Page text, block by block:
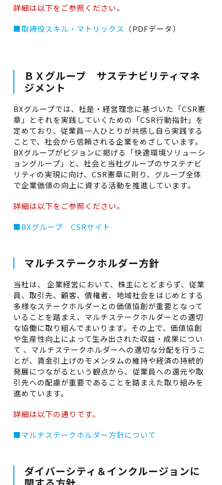
詳細は以下をご参照ください。
■取締役スキル・マトリックス
（PDFデータ）
ＢＸグループ サステナビリティマネ
ジメント
BXグループでは、社是・経営理念に基づいた「CSR憲
章」とそれを実践していくための「CSR行動指針」を
定めており、従業員一人ひとりが共感し自ら実践する
ことで、社会から信頼される企業をめざしています。
BXグループがビジョンに掲げる「快適環境ソリューシ
ョングループ」と、社会と当社グループのサステナビ
リティの実現に向け、CSR憲章に則り、グループ全体
で企業価値の向上に資する活動を推進しています。
詳細は以下をご参照ください。
■BXグループ CSRサイト
マルチステークホルダー方針
当社は、 企業経営において、株主にとどまらず、従業
員、取引先、顧客、債権者、地域社会をはじめとする
多様なステークホルダーとの価値協創が重要となって
いることを踏まえ、マルチステークホルダーとの適切
な協働に取り組んでまいります。その上で、価値協創
や生産性向上によって生み出された収益・成果につい
て 、マルチステークホルダーへの適切な分配を行うこ
とが、賃金引上げのモメンタムの維持や経済の持続的
発展につながるという観点から、従業員への還元や取
引先への配慮が重要であることを踏まえた取り組みを
進めています。
詳細は以下の通りです。
■マルチステークホルダー方針について
ダイバーシティ＆インクルージョンに